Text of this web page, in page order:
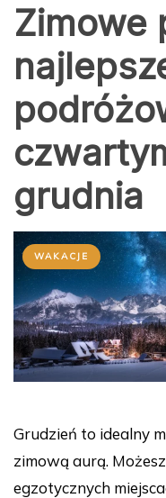
Zimowe
grudnia
WAKACJE
Grudzień to idealny
zimową aurą.
egzotycznych